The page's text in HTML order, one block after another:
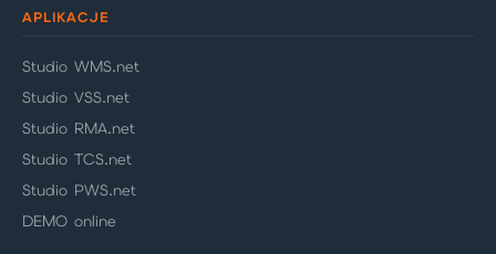
APLIKACJE
Studio WMS.net
Studio VSS.net
Studio RMA.net
Studio TCS.net
Studio PWS.net
DEMO online